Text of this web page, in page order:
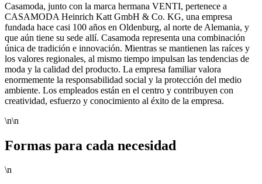
Casamoda, junto con la marca hermana VENTI, pertenece a
CASAMODA Heinrich Katt GmbH & Co. KG, una empresa
fundada hace casi 100 años en Oldenburg, al norte de Alemania, y
que aún tiene su sede allí. Casamoda representa una combinación
única de tradición e innovación. Mientras se mantienen las raíces y
los valores regionales, al mismo tiempo impulsan las tendencias de
moda y la calidad del producto. La empresa familiar valora
enormemente la responsabilidad social y la protección del medio
ambiente. Los empleados están en el centro y contribuyen con
creatividad, esfuerzo y conocimiento al éxito de la empresa.
\n\n
Formas para cada necesidad
\n